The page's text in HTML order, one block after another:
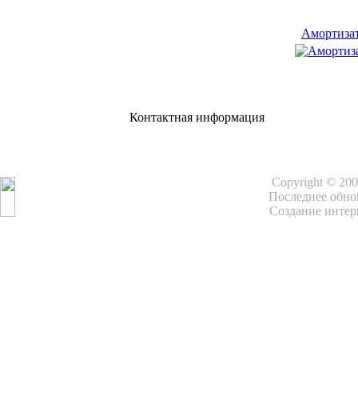
Контактная информация
Copyright ©
Последнее
Создание